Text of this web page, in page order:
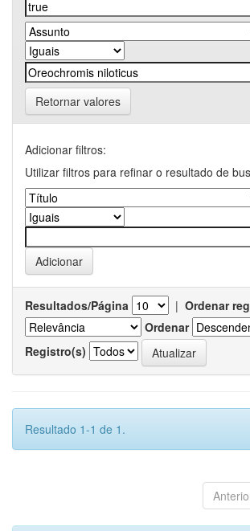
Retornar valores
Adicionar filtros:
Utilizar filtros para refinar o resultado de
Resultados/Página | Ordenar
Ordenar
Registro(s)
Resultado 1-1 de 1.